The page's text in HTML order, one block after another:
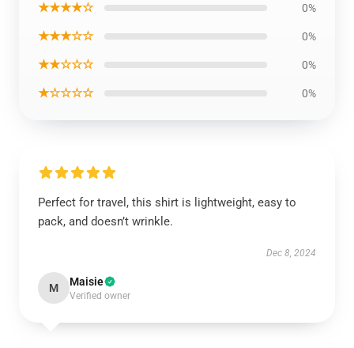
★★★★☆ 0%
★★★☆☆ 0%
★★☆☆☆ 0%
★☆☆☆☆ 0%
Perfect for travel, this shirt is lightweight, easy to
pack, and doesn’t wrinkle.
Dec 8, 2024
M Maisie
Verified owner